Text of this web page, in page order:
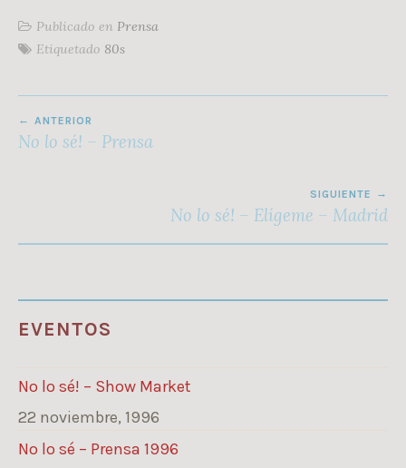
Publicado en Prensa
Etiquetado 80s
DE
ANTERIOR
No lo sé! – Prensa
SIGUIENTE
No lo sé! – Elígeme – Madrid
EVENTOS
No lo sé! – Show Market
22 noviembre, 1996
No lo sé – Prensa 1996